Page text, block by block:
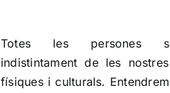
Totes les persones
indistintament de les
físiques i culturals.